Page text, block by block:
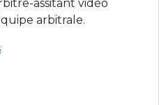
assitant vidéo
arbitrale.